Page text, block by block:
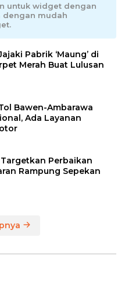
untuk widget dengan
dengan mudah
Pabrik ‘Maung’ di
Merah Buat Lulusan
Bawen-Ambarawa
Ada Layanan
Perbaikan
Rampung Sepekan